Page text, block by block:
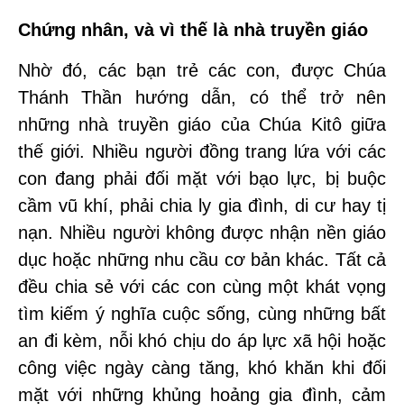
Chứng nhân, và vì thế là nhà truyền giáo
Nhờ đó, các bạn trẻ các con, được Chúa
Thánh Thần hướng dẫn, có thể trở nên
những nhà truyền giáo của Chúa Kitô giữa
thế giới. Nhiều người đồng trang lứa với các
con đang phải đối mặt với bạo lực, bị buộc
cầm vũ khí, phải chia ly gia đình, di cư hay tị
nạn. Nhiều người không được nhận nền giáo
dục hoặc những nhu cầu cơ bản khác. Tất cả
đều chia sẻ với các con cùng một khát vọng
tìm kiếm ý nghĩa cuộc sống, cùng những bất
an đi kèm, nỗi khó chịu do áp lực xã hội hoặc
công việc ngày càng tăng, khó khăn khi đối
mặt với những khủng hoảng gia đình, cảm